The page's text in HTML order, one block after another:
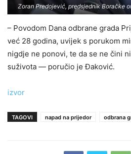
Zoran Predojević, predsjednik Boračke
– Povodom Dana odbrane grada
već 28 godina, uvijek s porukom
nigdje ne ponovi, te da se ne čini
suživota — poručio je Đaković.
izvor
TAGOVI napad na prijedor odbrana